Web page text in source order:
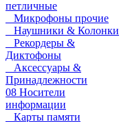
петличные
Микрофоны прочие
Наушники & Колонки
Рекордеры &
Диктофоны
Аксессуары &
Принадлежности
08 Носители
информации
Карты памяти